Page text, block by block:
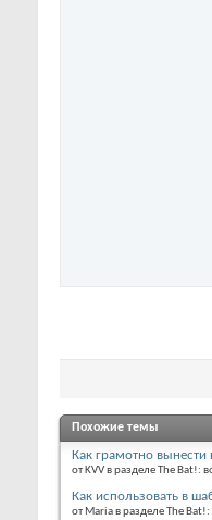
Похожие темы
Как грамотно вынести
от KVV в разделе The Bat!:
Как использовать в
от Maria в разделе The